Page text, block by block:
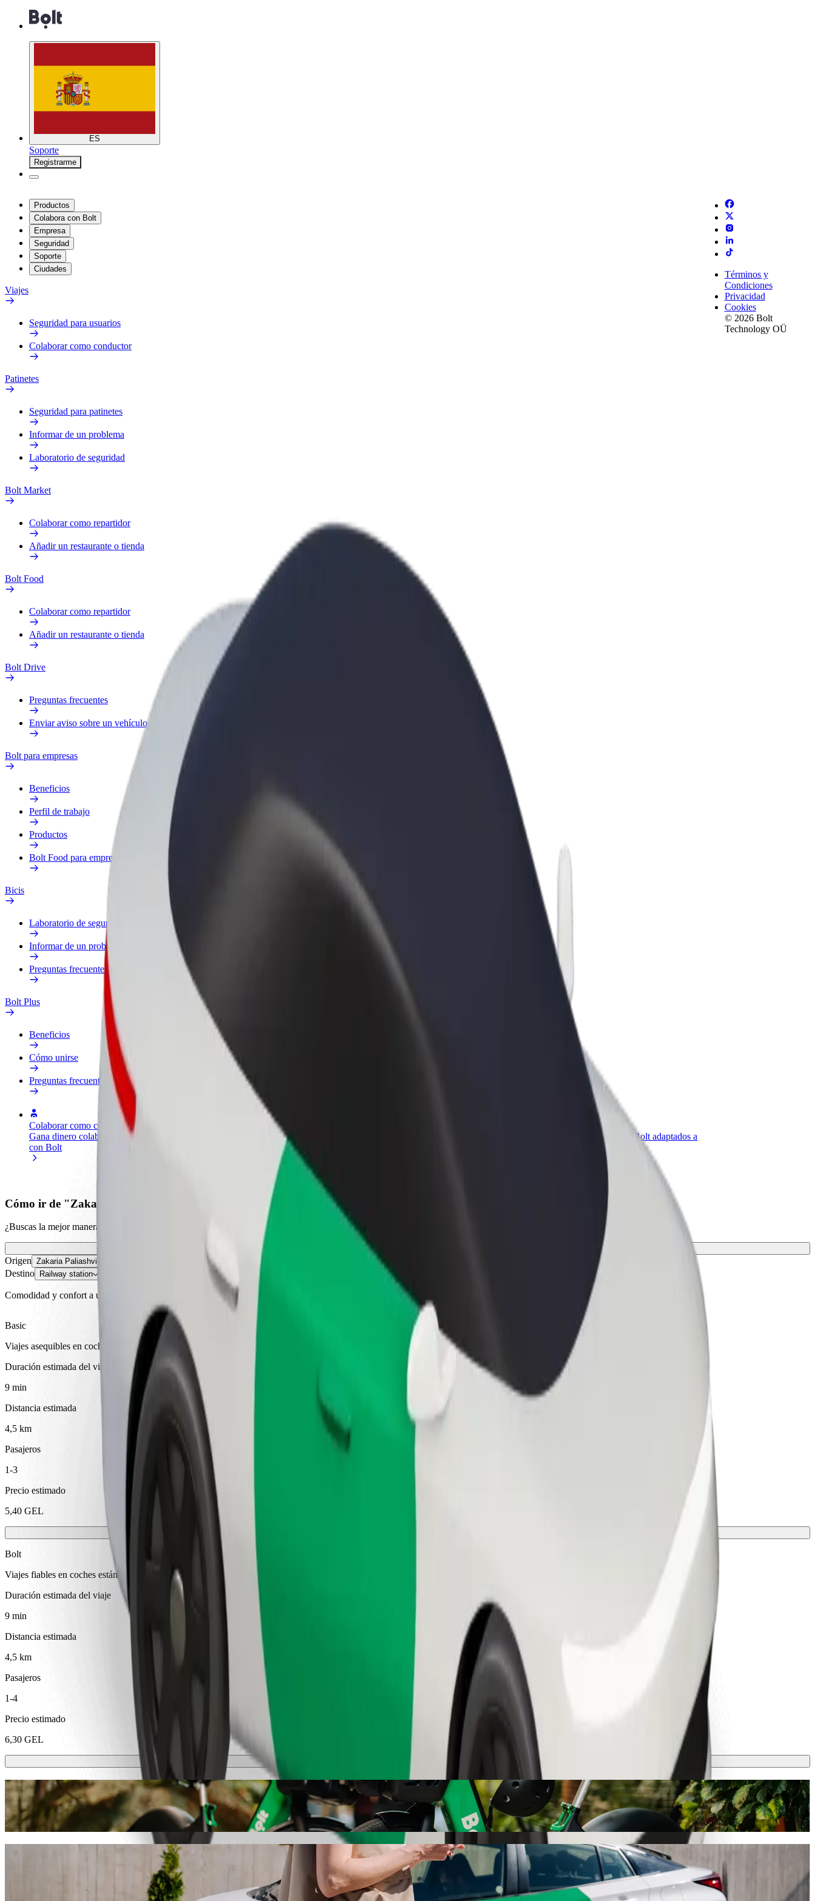
ES
Soporte
Registrarme
Productos
Colabora con Bolt
Empresa
Seguridad
Soporte
Ciudades
Viajes
Seguridad para usuarios
Colaborar como conductor
Patinetes
Seguridad para patinetes
Informar de un problema
Laboratorio de seguridad
Bolt Market
Colaborar como repartidor
Añadir un restaurante o tienda
Bolt Food
Colaborar como repartidor
Añadir un restaurante o tienda
Bolt Drive
Preguntas frecuentes
Enviar aviso sobre un vehículo
Bolt para empresas
Beneficios
Perfil de trabajo
Productos
Bolt Food para empresas
Bicis
Laboratorio de seguridad
Informar de un problema
Preguntas frecuentes
Bolt Plus
Beneficios
Cómo unirse
Preguntas frecuentes
Colaborar como conductor
Gana dinero colaborando
con Bolt
Colaborar como repartidor
Reparte comida y cobra todas las
Añadir un restaurante o tienda
Llega a más clientes y maximiza tus
ganancias
Bolt para empresas
Productos y servicios de Bolt adaptados a
Términos y
Condiciones
Privacidad
Cookies
© 2026 Bolt
Technology OÜ
Cómo ir de "Zakaria Paliashvili Street" a "Railway station"
¿Buscas la mejor manera de ir de "Zakaria Paliashvili Street" a "Railway station"? Echa un vistazo a nuestros servicios y encuentra la mejor opción para tu viaje.
Origen Zakaria Paliashvili Street
Destino Railway station
Comodidad y confort a un botón de distancia
Basic
Viajes asequibles en coches estándar
Duración estimada del viaje
9 min
Distancia estimada
4,5 km
Pasajeros
1-3
Precio estimado
5,40 GEL
Bolt
Viajes fiables en coches estándar de tamaño medio.
Duración estimada del viaje
9 min
Distancia estimada
4,5 km
Pasajeros
1-4
Precio estimado
6,30 GEL
Pedir viaje
Patinetes o bicis eléctricas
Muévete por Rustavi en patinete o bici eléctrica
Descargar la app de Bolt
Ve de "Zakaria Paliashvili Street" a "Railway station" con Bolt
Te recomendamos que elijas Bolt si buscas el mejor precio para ir a "Railway station". Con Bolt, el trayecto suele hacerse en 9 min y cuesta aproximadamente 5,40 GEL GEL. Sea cual sea la ocasión,
encontraremos el vehículo perfecto para ti.